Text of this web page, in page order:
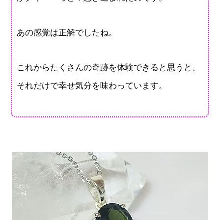
あの感覚は正解でしたね。
これからたくさんの奇跡を体験できると思うと、
それだけで幸せ気分を味わっています。